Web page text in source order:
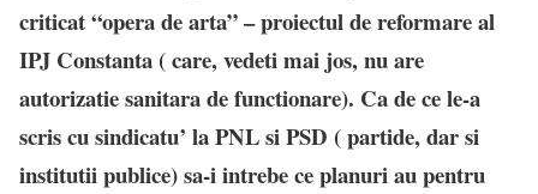
criticat “opera de arta” – proiectul de reformare al
IPJ Constanta ( care, vedeti mai jos, nu are
autorizatie sanitara de functionare). Ca de ce le-a
scris cu sindicatu’ la PNL si PSD ( partide, dar si
institutii publice) sa-i intrebe ce planuri au pentru